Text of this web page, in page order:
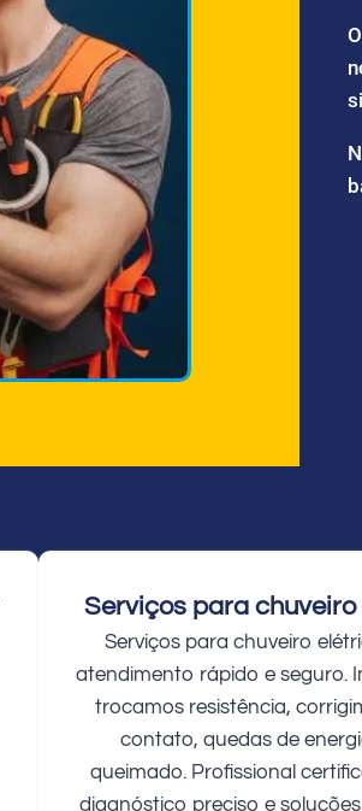
Serviços para
Serviços para chuveiro
atendimento rápido e seguro.
trocamos resistência,
contato, quedas de
queimado. Profissional
diagnóstico preciso e